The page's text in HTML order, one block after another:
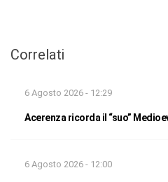
Correlati
6 Agosto 2026 - 12:29
Acerenza ricorda il “suo”
6 Agosto 2026 - 12:00